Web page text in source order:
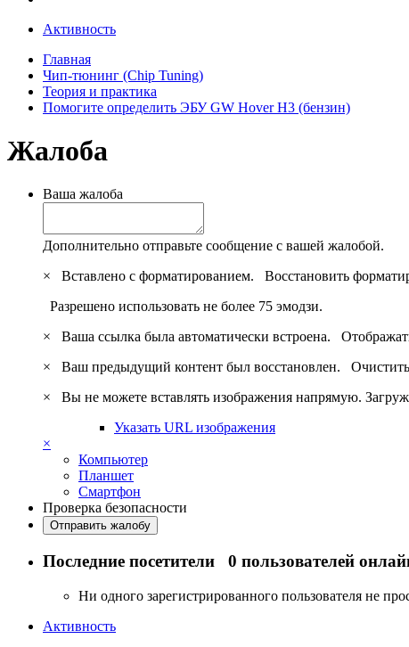
Активность
Главная
Чип-тюнинг (Chip Tuning)
Теория и практика
Помогите определить ЭБУ GW Hover H3 (бензин)
Жалоба
Ваша жалоба
Дополнительно отправьте сообщение с вашей жалобой.
×
Вставлено с форматированием. Восстановить
Разрешено использовать не более 75 эмодзи.
×
Ваша ссылка была автоматически встроена.
×
Ваш предыдущий контент был восстановлен.
×
Вы не можете вставлять изображения напрямую.
Указать URL изображения
×
Компьютер
Планшет
Смартфон
Проверка безопасности
Отправить жалобу
Последние посетители 0 пользователей
Ни одного зарегистрированного пользователя не
Активность